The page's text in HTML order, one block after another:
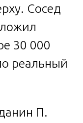
Сосед
30 000
реальный
П.